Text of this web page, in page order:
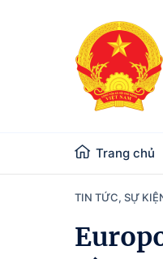
Trang chủ
TIN TỨC, SỰ